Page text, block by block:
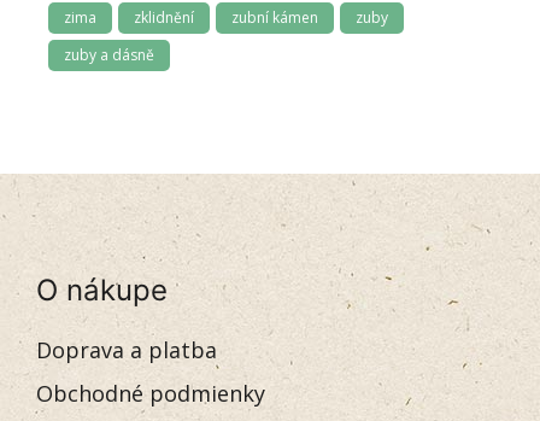
zima
zklidnění zubní kámen
zuby
zuby a dásně
O nákupe
Doprava a platba
Obchodné podmienky